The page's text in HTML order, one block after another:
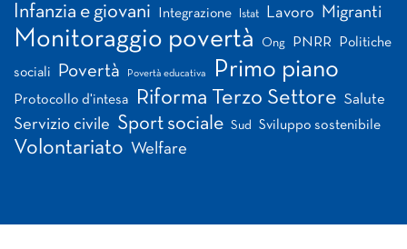
Infanzia e giovani Integrazione Istat Lavoro Migranti
Monitoraggio povertà Ong PNRR Politiche
sociali Povertà Povertà educativa Primo piano
Protocollo d'intesa Riforma Terzo Settore Salute
Servizio civile Sport sociale Sud Sviluppo sostenibile
Volontariato Welfare